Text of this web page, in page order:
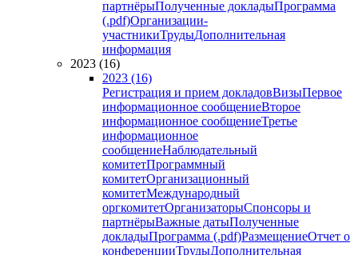
партнёрыПолученные докладыПрограмма
(.pdf)Организации-
участникиТрудыДополнительная
информация
2023 (16)
2023 (16)
Регистрация и прием докладовВизыПервое
информационное сообщениеВторое
информационное сообщениеТретье
информационное
сообщениеНаблюдательный
комитетПрограммный
комитетОрганизационный
комитетМеждународный
оргкомитетОрганизаторыСпонсоры и
партнёрыВажные датыПолученные
докладыПрограмма (.pdf)РазмещениеОтчет о
конференцииТрудыДополнительная